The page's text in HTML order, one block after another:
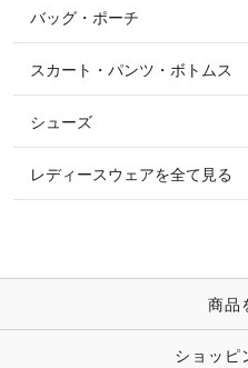
シャツ・ブラウス・ワンピ
ソックス
ベルト
時計・財布・キーケース・
すべてのアクセサリー
リング
ピアス・イヤリング
ピン・ブローチ・コサージ
その他 アクセサリー
バッグ・ポーチ
スカート・パンツ・ボトムス
シューズ
レディースウェアを全て見る
商品
ショッピ